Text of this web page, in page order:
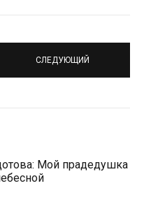
СЛЕДУЮЩИЙ
Мой прадедушка